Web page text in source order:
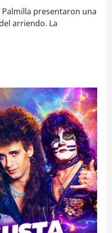
presentaron una
arriendo. La